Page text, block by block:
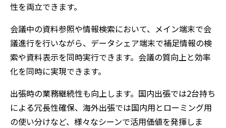
性を両立できます。
会議中の資料参照や情報検索において、メイン端末で会
議進行を行いながら、データシェア端末で補足情報の検
索や資料表示を同時実行できます。会議の質向上と効率
化を同時に実現できます。
出張時の業務継続性も向上します。国内出張では2台持ち
による冗長性確保、海外出張では国内用とローミング用
の使い分けなど、様々なシーンで活用価値を発揮しま